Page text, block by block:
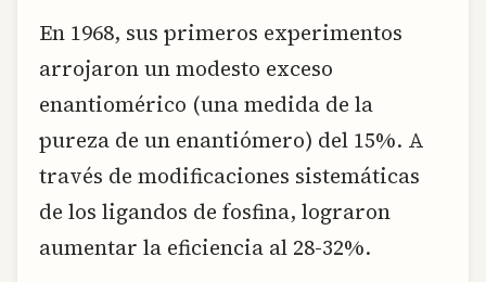
En 1968, sus primeros experimentos
arrojaron un modesto exceso
enantiomérico (una medida de la
pureza de un enantiómero) del 15%. A
través de modificaciones sistemáticas
de los ligandos de fosfina, lograron
aumentar la eficiencia al 28-32%.